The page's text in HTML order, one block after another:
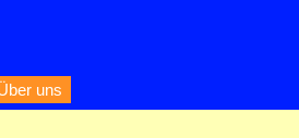
uns